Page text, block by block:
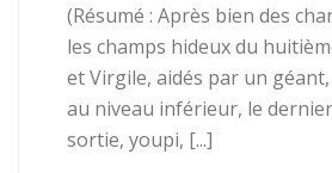
(Résumé : Après bien des
les champs hideux du
et Virgile, aidés par un
au niveau inférieur, le
sortie, youpi, [...]